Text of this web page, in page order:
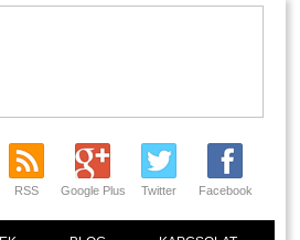
RSS Google Plus Twitter Facebook